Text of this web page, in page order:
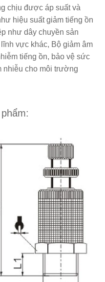
chịu được áp suất và
hiệu suất giảm tiếng ồn
như dây chuyền sản
vực khác, Bộ giảm âm
tiếng ồn, bảo vệ sức
nhiễu cho môi trường